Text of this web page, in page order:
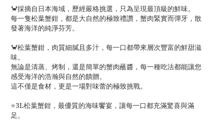
🦀採摘自日本海域，歷經嚴格挑選，只為呈現最頂級的鮮味。
每一隻松葉蟹鉗，都是大自然的極致禮讚，蟹肉緊實而彈牙，散
發著海洋的純淨芬芳。
🦀松葉蟹鉗，肉質細膩且多汁，每一口都帶來層次豐富的鮮甜滋
味。
無論是清蒸、烤制，還是簡單的蟹肉蘸醬，每一種吃法都能讓您
感受海洋的浩瀚與自然的饋贈。
這不僅是食材，更是一場對味蕾的極致挑戰。
⭐️3L松葉蟹鉗，最優質的海味饗宴，讓每一口都充滿驚喜與滿
足。